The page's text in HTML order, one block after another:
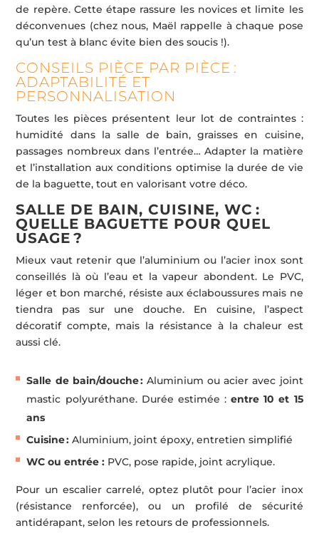
de repère. Cette étape rassure les novices et limite les
déconvenues (chez nous, Maël rappelle à chaque pose
qu’un test à blanc évite bien des soucis !).
CONSEILS PIÈCE PAR PIÈCE :
ADAPTABILITÉ ET
PERSONNALISATION
Toutes les pièces présentent leur lot de contraintes :
humidité dans la salle de bain, graisses en cuisine,
passages nombreux dans l’entrée… Adapter la matière
et l’installation aux conditions optimise la durée de vie
de la baguette, tout en valorisant votre déco.
SALLE DE BAIN, CUISINE, WC :
QUELLE BAGUETTE POUR QUEL
USAGE ?
Mieux vaut retenir que l’aluminium ou l’acier inox sont
conseillés là où l’eau et la vapeur abondent. Le PVC,
léger et bon marché, résiste aux éclaboussures mais ne
tiendra pas sur une douche. En cuisine, l’aspect
décoratif compte, mais la résistance à la chaleur est
aussi clé.
Salle de bain/douche :Aluminium ou acier avec joint
mastic polyuréthane. Durée estimée :entre 10 et 15
ans
Cuisine : Aluminium, joint époxy, entretien simplifié
WC ou entrée : PVC, pose rapide, joint acrylique.
Pour un escalier carrelé, optez plutôt pour l’acier inox
(résistance renforcée), ou un profilé de sécurité
antidérapant, selon les retours de professionnels.